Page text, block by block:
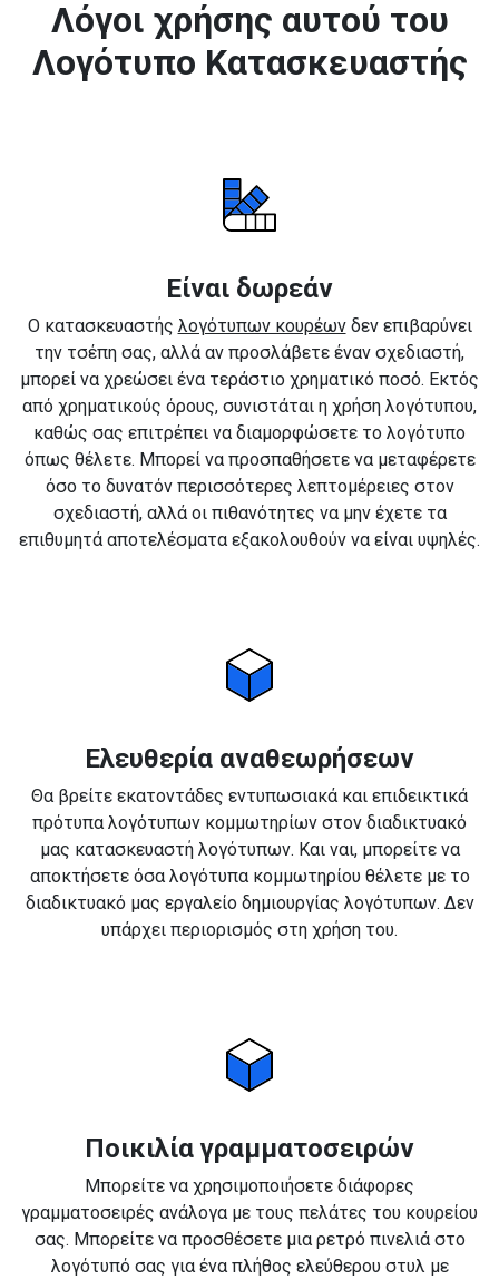
Λόγοι χρήσης αυτού του
Λογότυπο Κατασκευαστής
Είναι δωρεάν
Ο κατασκευαστής λογότυπων κουρέωνδεν επιβαρύνει
την τσέπη σας, αλλά αν προσλάβετε έναν σχεδιαστή,
μπορεί να χρεώσει ένα τεράστιο χρηματικό ποσό. Εκτός
από χρηματικούς όρους, συνιστάται η χρήση λογότυπου,
καθώς σας επιτρέπει να διαμορφώσετε το λογότυπο
όπως θέλετε. Μπορεί να προσπαθήσετε να μεταφέρετε
όσο το δυνατόν περισσότερες λεπτομέρειες στον
σχεδιαστή, αλλά οι πιθανότητες να μην έχετε τα
επιθυμητά αποτελέσματα εξακολουθούν να είναι υψηλές.
Ελευθερία αναθεωρήσεων
Θα βρείτε εκατοντάδες εντυπωσιακά και επιδεικτικά
πρότυπα λογότυπων κομμωτηρίων στον διαδικτυακό
μας κατασκευαστή λογότυπων. Και ναι, μπορείτε να
αποκτήσετε όσα λογότυπα κομμωτηρίου θέλετε με το
διαδικτυακό μας εργαλείο δημιουργίας λογότυπων. Δεν
υπάρχει περιορισμός στη χρήση του.
Ποικιλία γραμματοσειρών
Μπορείτε να χρησιμοποιήσετε διάφορες
γραμματοσειρές ανάλογα με τους πελάτες του κουρείου
σας. Μπορείτε να προσθέσετε μια ρετρό πινελιά στο
λογότυπό σας για ένα πλήθος ελεύθερου στυλ με